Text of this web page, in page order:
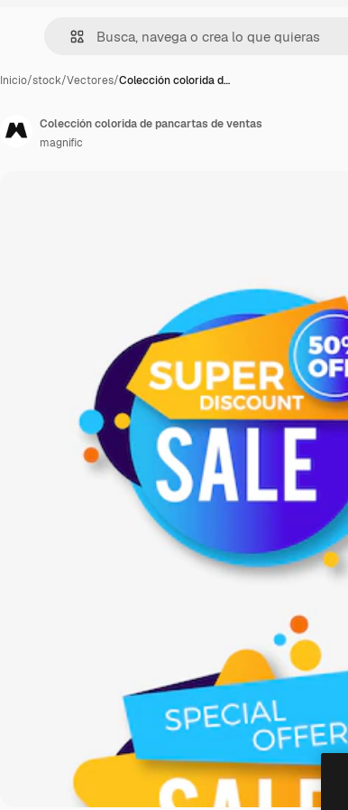
Inicio/stock/Vectores/Colección colorida d…
Colección colorida de pancartas de ventas
magnific